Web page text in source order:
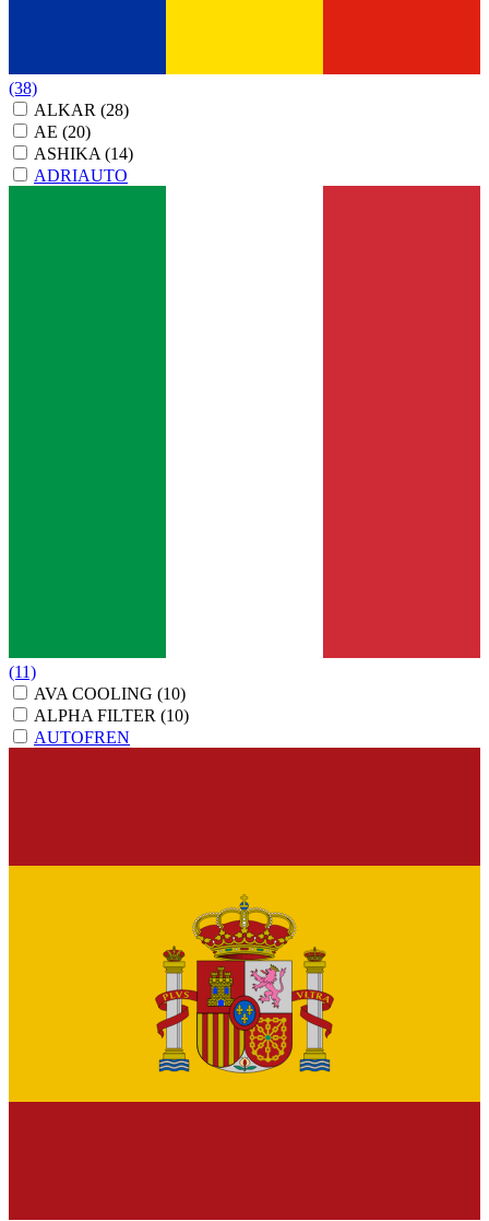
(38)
ALKAR (28)
AE (20)
ASHIKA (14)
ADRIAUTO
(11)
AVA COOLING (10)
ALPHA FILTER (10)
AUTOFREN